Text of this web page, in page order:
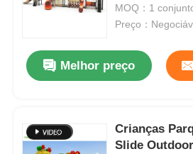
Equipamento
ar livre
MOQ：1
Preço：
Melhor preço
Crianças
Slide